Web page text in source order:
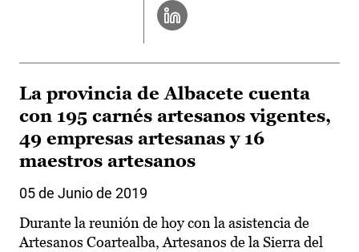
La provincia de Albacete cuenta
con 195 carnés artesanos vigentes,
49 empresas artesanas y 16
maestros artesanos
05 de Junio de 2019
Durante la reunión de hoy con la asistencia de
Artesanos Coartealba, Artesanos de la Sierra del